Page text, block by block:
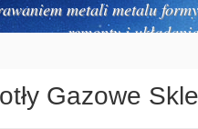
metali metalu
remonty i
Gazowe